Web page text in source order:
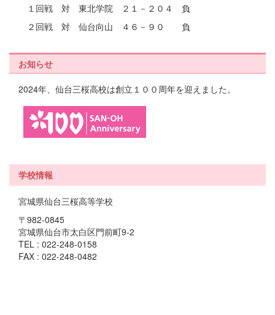
１回戦 対 東北学院 ２１－２０４ 負
２回戦 対 仙台向山 ４６－９０ 負
お知らせ
2024年、仙台三桜高校は創立１００周年を迎えました。
学校情報
宮城県仙台三桜高等学校
〒982-0845
宮城県仙台市太白区門前町9-2
TEL : 022-248-0158
FAX : 022-248-0482